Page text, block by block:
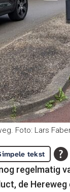
Foto: Lars
tekst
regelmatig
de